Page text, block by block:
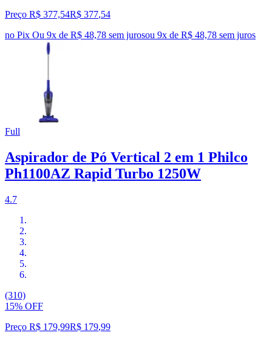
Preço R$ 377,54R$ 377,54
no Pix Ou 9x de R$ 48,78 sem jurosou 9x de R$ 48,78 sem juros
Full
Aspirador de Pó Vertical 2 em 1 Philco
Ph1100AZ Rapid Turbo 1250W
4.7
(310)
15% OFF
Preço R$ 179,99R$ 179,99